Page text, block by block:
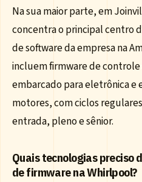
Na sua maior parte, em
concentra o principal centro
de software da empresa na
incluem firmware de
embarcado para eletrônica e
motores, com ciclos
entrada, pleno e sênior.
Quais tecnologias preciso
de firmware na Whirlpool?